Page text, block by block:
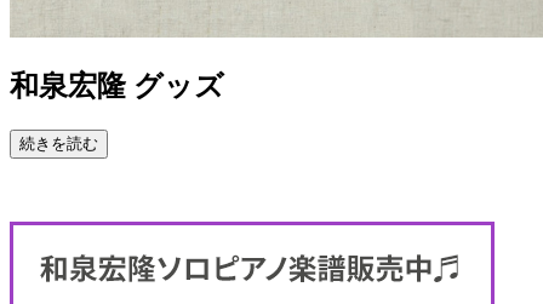
和泉宏隆 グッズ
続きを読む